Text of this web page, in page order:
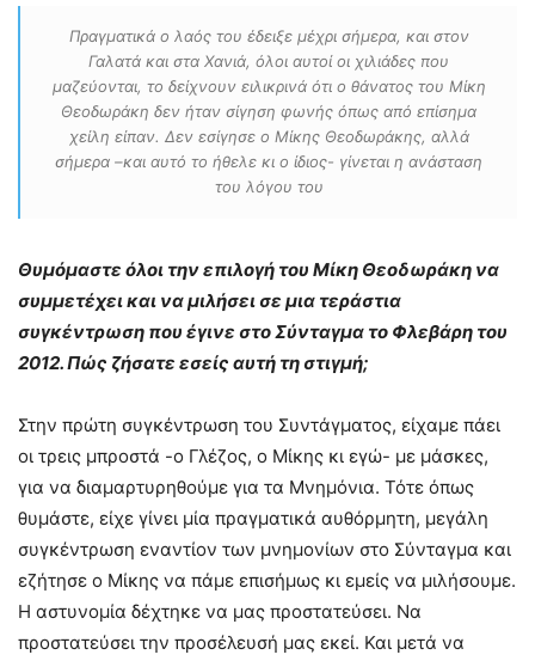
Πραγματικά ο λαός του έδειξε μέχρι σήμερα, και στον
Γαλατά και στα Χανιά, όλοι αυτοί οι χιλιάδες που
μαζεύονται, το δείχνουν ειλικρινά ότι ο θάνατος του Μίκη
Θεοδωράκη δεν ήταν σίγηση φωνής όπως από επίσημα
χείλη είπαν. Δεν εσίγησε ο Μίκης Θεοδωράκης, αλλά
σήμερα –και αυτό το ήθελε κι ο ίδιος- γίνεται η ανάσταση
του λόγου του
Θυμόμαστε όλοι την επιλογή του Μίκη Θεοδωράκη να
συμμετέχει και να μιλήσει σε μια τεράστια
συγκέντρωση που έγινε στο Σύνταγμα το Φλεβάρη του
2012. Πώς ζήσατε εσείς αυτή τη στιγμή;
Στην πρώτη συγκέντρωση του Συντάγματος, είχαμε πάει
οι τρεις μπροστά -ο Γλέζος, ο Μίκης κι εγώ- με μάσκες,
για να διαμαρτυρηθούμε για τα Μνημόνια. Τότε όπως
θυμάστε, είχε γίνει μία πραγματικά αυθόρμητη, μεγάλη
συγκέντρωση εναντίον των μνημονίων στο Σύνταγμα και
εζήτησε ο Μίκης να πάμε επισήμως κι εμείς να μιλήσουμε.
Η αστυνομία δέχτηκε να μας προστατεύσει. Να
προστατεύσει την προσέλευσή μας εκεί. Και μετά να